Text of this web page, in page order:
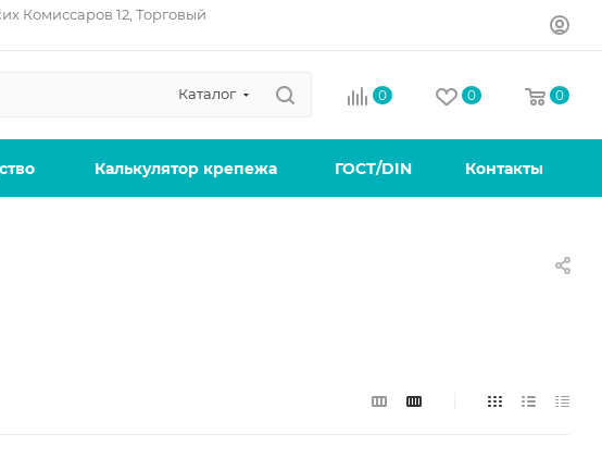
Комиссаров 12, Торговый
Каталог 0 0 0
Калькулятор крепежа ГОСТ/DIN Контакты